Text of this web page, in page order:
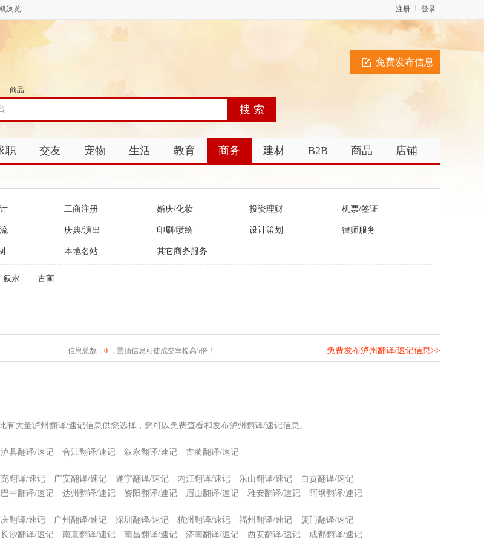
浏览 登录
注册
免费发布信息
商品
职 交友 宠物 生活 教育 商务 建材 B2B 商品 店铺
工商注册 婚庆/化妆 投资理财 机票/签证
庆典/演出 印刷/喷绘 设计策划 律师服务
本地名站 其它商务服务
叙永 古蔺
信息总数： 0，置顶信息可使成交率提高5倍！ 免费发布泸州翻译/速记信息>>
大量泸州翻译/速记信息供您选择，您可以免费查看和发布泸州翻译/速记信息。
泸县翻译/速记 合江翻译/速记 叙永翻译/速记 古蔺翻译/速记
翻译/速记 广安翻译/速记 遂宁翻译/速记 内江翻译/速记 乐山翻译/速记
自贡翻译/速记
巴中翻译/速记 达州翻译/速记 资阳翻译/速记 眉山翻译/速记 雅安翻译/速记 阿坝翻译/速记
翻译/速记 广州翻译/速记 深圳翻译/速记 杭州翻译/速记 福州翻译/速记
厦门翻译/速记
长沙翻译/速记 南京翻译/速记 南昌翻译/速记 济南翻译/速记 西安翻译/速记 成都翻译/速记